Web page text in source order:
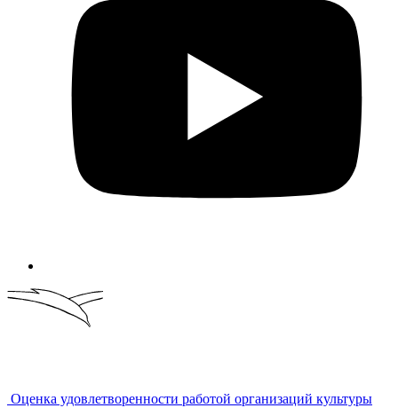
Оценка удовлетворенности работой организаций культуры